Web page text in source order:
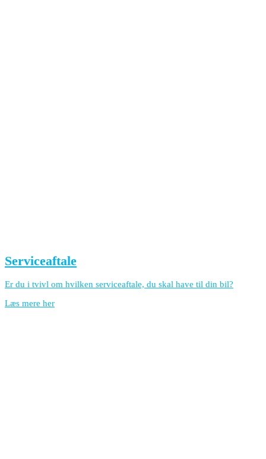
Serviceaftale
Er du i tvivl om hvilken serviceaftale, du skal have til din bil?
Læs mere her